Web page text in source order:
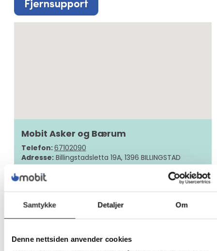
Samtykke Detaljer Om
Denne nettsiden anvender cookies
Mobit Asker og Bærum
Telefon:67102090
Adresse:Billingstadsletta 19A, 1396 BILLINGSTAD
Send epost